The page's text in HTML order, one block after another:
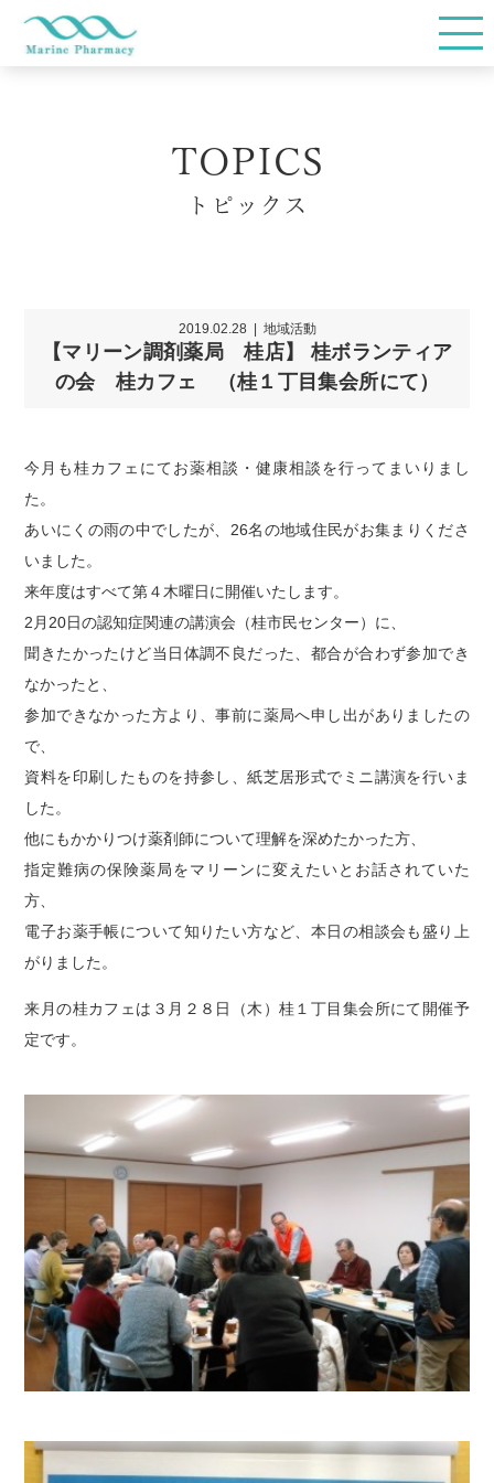
在宅サービス
トピックス
採用情報
採用のお知らせ
マリーン調剤薬局の魅力
スタッフインタビュー
マリーン健康通信
臨床研究
プライバシーポリシー
書面掲示事項等
サイトマップ
お問い合わせ
TOPICS
トピックス
2019.02.28 地域活動
【マリーン調剤薬局 桂店】 桂ボランティア
の会 桂カフェ （桂１丁目集会所にて）
今月も桂カフェにてお薬相談・健康相談を行ってまいりまし
た。
あいにくの雨の中でしたが、26名の地域住民がお集まりくださ
いました。
来年度はすべて第４木曜日に開催いたします。
2月20日の認知症関連の講演会（桂市民センター）に、
聞きたかったけど当日体調不良だった、都合が合わず参加でき
なかったと、
参加できなかった方より、事前に薬局へ申し出がありましたの
で、
資料を印刷したものを持参し、紙芝居形式でミニ講演を行いま
した。
他にもかかりつけ薬剤師について理解を深めたかった方、
指定難病の保険薬局をマリーンに変えたいとお話されていた
方、
電子お薬手帳について知りたい方など、本日の相談会も盛り上
がりました。
来月の桂カフェは３月２８日（木）桂１丁目集会所にて開催予
定です。